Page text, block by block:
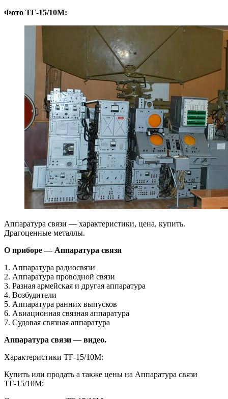
Фото ТГ-15/10М:
Аппаратура связи — характеристики, цена, купить.
Драгоценные металлы.
О приборе — Аппаратура связи
1. Аппаратура радиосвязи
2. Аппаратура проводной связи
3. Разная армейская и другая аппаратура
4. Возбудители
5. Аппаратура ранних выпусков
6. Авиационная связная аппаратура
7. Судовая связная аппаратура
Аппаратура связи — видео.
Характеристики ТГ-15/10М:
Купить или продать а также цены на Аппаратура связи
ТГ-15/10М: